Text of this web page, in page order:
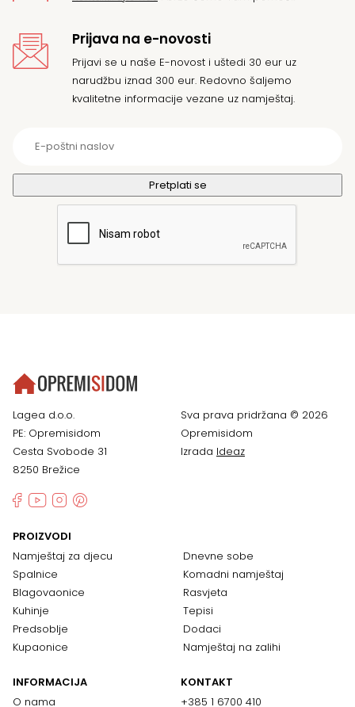
Prijava na e-novosti
Prijavi se u naše E-novost i uštedi 30 eur uz
narudžbu iznad 300 eur. Redovno šaljemo
kvalitetne informacije vezane uz namještaj.
Lagea d.o.o.
PE: Opremisidom
Cesta Svobode 31
8250 Brežice
Sva prava pridržana © 2026
Opremisidom
Izrada Ideaz
PROIZVODI
Namještaj za djecu
Spalnice
Blagovaonice
Kuhinje
Predsoblje
Kupaonice
Dnevne sobe
Komadni namještaj
Rasvjeta
Tepisi
Dodaci
Namještaj na zalihi
INFORMACIJA
O nama
KONTAKT
+385 1 6700 410